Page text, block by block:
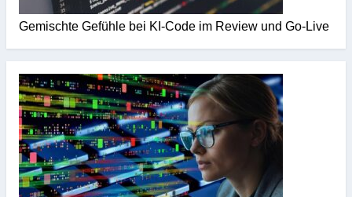
Gemischte Gefühle bei KI-Code im Review und Go-Live